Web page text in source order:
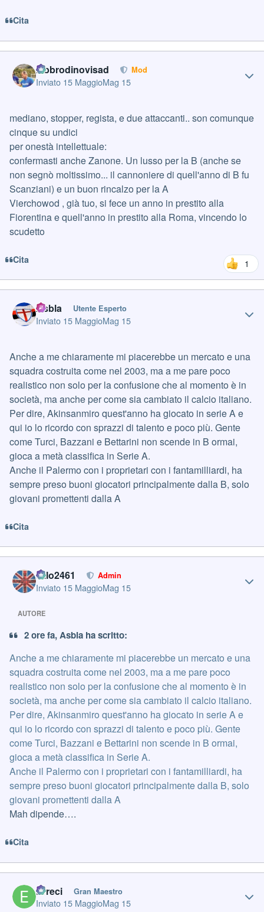
Cita
labbrodinovisad Mod
Inviato 15 MaggioMag 15
mediano, stopper, regista, e due attaccanti.. son comunque
cinque su undici
per onestà intellettuale:
confermasti anche Zanone. Un lusso per la B (anche se
non segnò moltissimo... il cannoniere di quell'anno di B fu
Scanziani) e un buon rincalzo per la A
Vierchowod , già tuo, si fece un anno in prestito alla
Fiorentina e quell'anno in prestito alla Roma, vincendo lo
scudetto
Cita 1
Asbla Utente Esperto
Inviato 15 MaggioMag 15
Anche a me chiaramente mi piacerebbe un mercato e una
squadra costruita come nel 2003, ma a me pare poco
realistico non solo per la confusione che al momento è in
società, ma anche per come sia cambiato il calcio italiano.
Per dire, Akinsanmiro quest'anno ha giocato in serie A e
qui io lo ricordo con sprazzi di talento e poco più. Gente
come Turci, Bazzani e Bettarini non scende in B ormai,
gioca a metà classifica in Serie A.
Anche il Palermo con i proprietari con i fantamilliardi, ha
sempre preso buoni giocatori principalmente dalla B, solo
giovani promettenti dalla A
Cita
cillo2461 Admin
Inviato 15 MaggioMag 15
AUTORE
2 ore fa, Asbla ha scritto:
Anche a me chiaramente mi piacerebbe un mercato e una
squadra costruita come nel 2003, ma a me pare poco
realistico non solo per la confusione che al momento è in
società, ma anche per come sia cambiato il calcio italiano.
Per dire, Akinsanmiro quest'anno ha giocato in serie A e
qui io lo ricordo con sprazzi di talento e poco più. Gente
come Turci, Bazzani e Bettarini non scende in B ormai,
gioca a metà classifica in Serie A.
Anche il Palermo con i proprietari con i fantamilliardi, ha
sempre preso buoni giocatori principalmente dalla B, solo
giovani promettenti dalla A
Mah dipende….
Cita
Erreci Gran Maestro
Inviato 15 MaggioMag 15